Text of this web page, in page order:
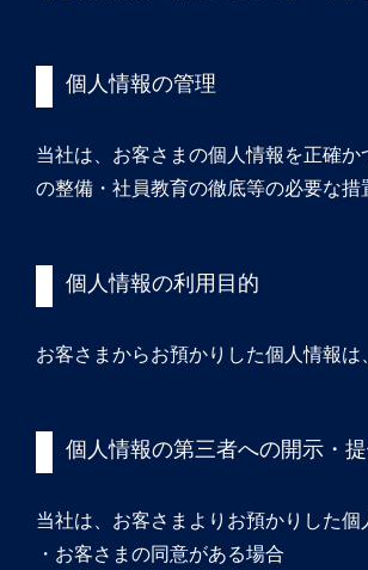
個人情報の管理
当社は、お客さまの個人情報を正確
の整備・社員教育の徹底等の必要な
個人情報の利用目的
お客さまからお預かりした個人情報
個人情報の第三者への開示・
当社は、お客さまよりお預かりした
・お客さまの同意がある場合